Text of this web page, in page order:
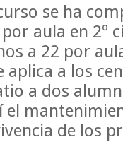
se ha
aula en 2º
a 22 por
aplica a los
a dos
el
de los